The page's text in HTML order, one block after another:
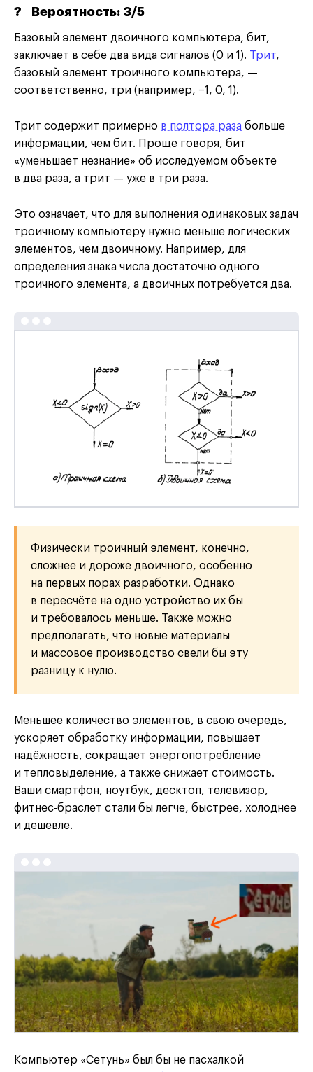
? Вероятность: 3/5
Базовый элемент двоичного компьютера, бит,
заключает в себе два вида сигналов (0 и 1). Трит,
базовый элемент троичного компьютера, —
соответственно, три (например, −1, 0, 1).
Трит содержит примерно в полтора раза больше
информации, чем бит. Проще говоря, бит
«уменьшает незнание» об исследуемом объекте
в два раза, а трит — уже в три раза.
Это означает, что для выполнения одинаковых задач
троичному компьютеру нужно меньше логических
элементов, чем двоичному. Например, для
определения знака числа достаточно одного
троичного элемента, а двоичных потребуется два.
Физически троичный элемент, конечно,
сложнее и дороже двоичного, особенно
на первых порах разработки. Однако
в пересчёте на одно устройство их бы
и требовалось меньше. Также можно
предполагать, что новые материалы
и массовое производство свели бы эту
разницу к нулю.
Меньшее количество элементов, в свою очередь,
ускоряет обработку информации, повышает
надёжность, сокращает энергопотребление
и тепловыделение, а также снижает стоимость.
Ваши смартфон, ноутбук, десктоп, телевизор,
фитнес-браслет стали бы легче, быстрее, холоднее
и дешевле.
Компьютер «Сетунь» был бы не пасхалкой